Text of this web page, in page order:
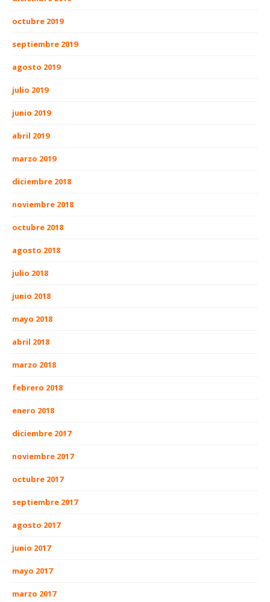
octubre 2019
septiembre 2019
agosto 2019
julio 2019
junio 2019
abril 2019
marzo 2019
diciembre 2018
noviembre 2018
octubre 2018
agosto 2018
julio 2018
junio 2018
mayo 2018
abril 2018
marzo 2018
febrero 2018
enero 2018
diciembre 2017
noviembre 2017
octubre 2017
septiembre 2017
agosto 2017
junio 2017
mayo 2017
marzo 2017